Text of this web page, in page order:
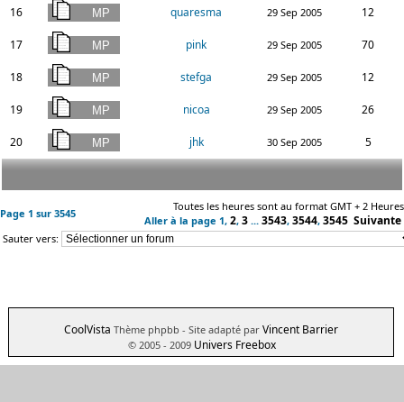
16 quaresma 29 Sep 2005 12
17 pink 29 Sep 2005 70
18 stefga 29 Sep 2005 12
19 nicoa 29 Sep 2005 26
20 jhk 30 Sep 2005 5
Page 1 sur 3545
Toutes les heures sont au format GMT + 2 Heures
Aller à la page 1, 2, 3 ... 3543, 3544, 3545 Suivante
Sauter vers:
CoolVista Thème phpbb - Site adapté par Vincent Barrier
© 2005 - 2009 Univers Freebox